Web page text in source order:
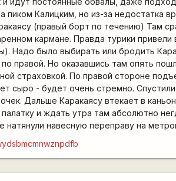
пиком Калицким, но из-за недостатка
(правый борт по течению) Там
кармане. Правда турики привели
Надо было выбирать или бродить
правой. Но оказавшись там опять
страховкой. По правой стороне
сыро - будет очень стремно.
Дальше Каракаясу втекает в
и ждать утра там абсолютно
навесную переправу на